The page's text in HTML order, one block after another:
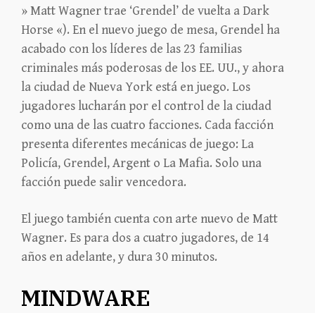
» Matt Wagner trae ‘Grendel’ de vuelta a Dark
Horse «). En el nuevo juego de mesa, Grendel ha
acabado con los líderes de las 23 familias
criminales más poderosas de los EE. UU., y ahora
la ciudad de Nueva York está en juego. Los
jugadores lucharán por el control de la ciudad
como una de las cuatro facciones. Cada facción
presenta diferentes mecánicas de juego: La
Policía, Grendel, Argent o La Mafia. Solo una
facción puede salir vencedora.
El juego también cuenta con arte nuevo de Matt
Wagner. Es para dos a cuatro jugadores, de 14
años en adelante, y dura 30 minutos.
MINDWARE